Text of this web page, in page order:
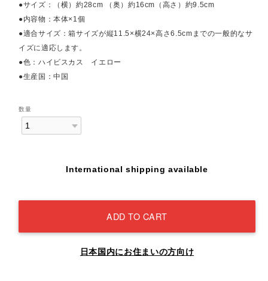
●サイズ：（横）約28cm （奥）約16cm（高さ）約9.5cm
●内容物：本体×1個
●適合サイズ：箱サイズが縦11.5×横24×高さ6.5cmまでの一般的なサ
イズに適応します。
●色：ハイビスカス イエロー
●生産国：中国
数量
International shipping available
ADD TO CART
日本国内にお住まいの方向け